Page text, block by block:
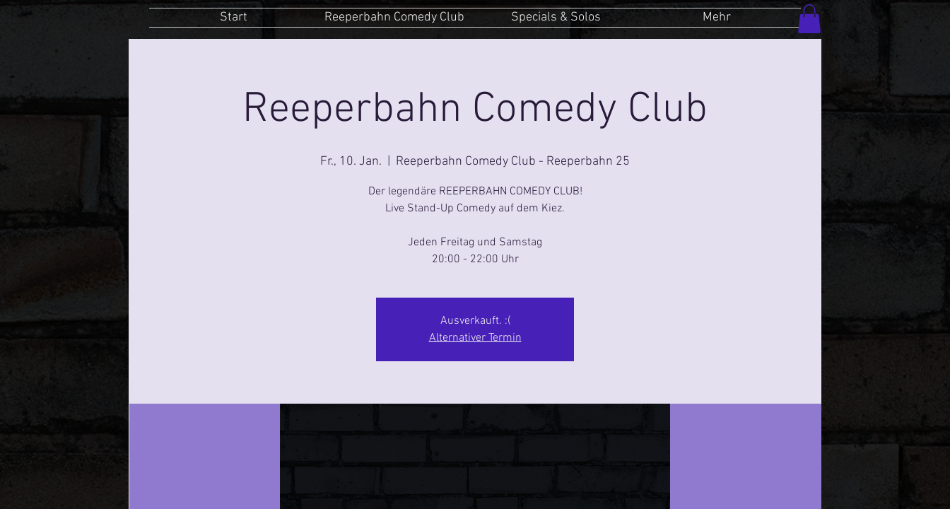
Start Reeperbahn Comedy Club Specials & Solos Mehr
Reeperbahn Comedy Club
Fr., 10. Jan. Reeperbahn Comedy Club - Reeperbahn 25
Der legendäre REEPERBAHN COMEDY CLUB!
Live Stand-Up Comedy auf dem Kiez.
Jeden Freitag und Samstag
20:00 - 22:00 Uhr
Ausverkauft. :(
Alternativer Termin